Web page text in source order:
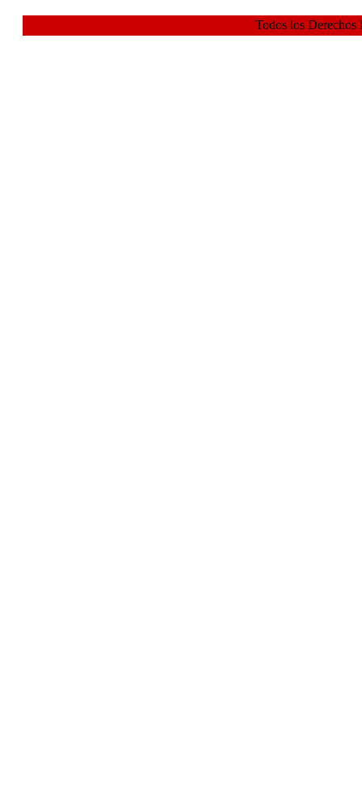
Todos los Derechos